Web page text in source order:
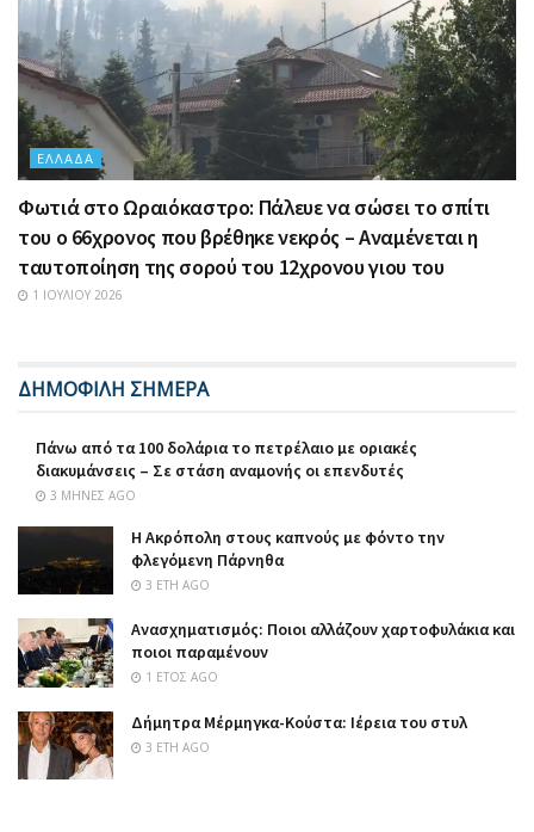
ΕΛΛΆΔΑ
Φωτιά στο Ωραιόκαστρο: Πάλευε να σώσει το σπίτι
του ο 66χρονος που βρέθηκε νεκρός – Αναμένεται η
ταυτοποίηση της σορού του 12χρονου γιου του
1 ΙΟΥΛΊΟΥ 2026
ΔΗΜΟΦΙΛΗ ΣΗΜΕΡΑ
Πάνω από τα 100 δολάρια το πετρέλαιο με οριακές
διακυμάνσεις – Σε στάση αναμονής οι επενδυτές
3 ΜΉΝΕΣ AGO
Η Ακρόπολη στους καπνούς με φόντο την
φλεγόμενη Πάρνηθα
3 ΈΤΗ AGO
Ανασχηματισμός: Ποιοι αλλάζουν χαρτοφυλάκια και
ποιοι παραμένουν
1 ΈΤΟΣ AGO
Δήμητρα Μέρμηγκα-Κούστα: Ιέρεια του στυλ
3 ΈΤΗ AGO